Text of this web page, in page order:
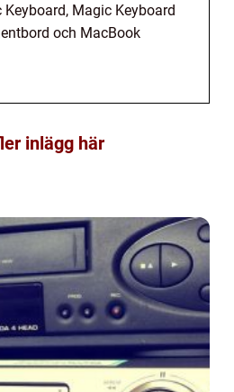
Magic Keyboard
och MacBook
inlägg här